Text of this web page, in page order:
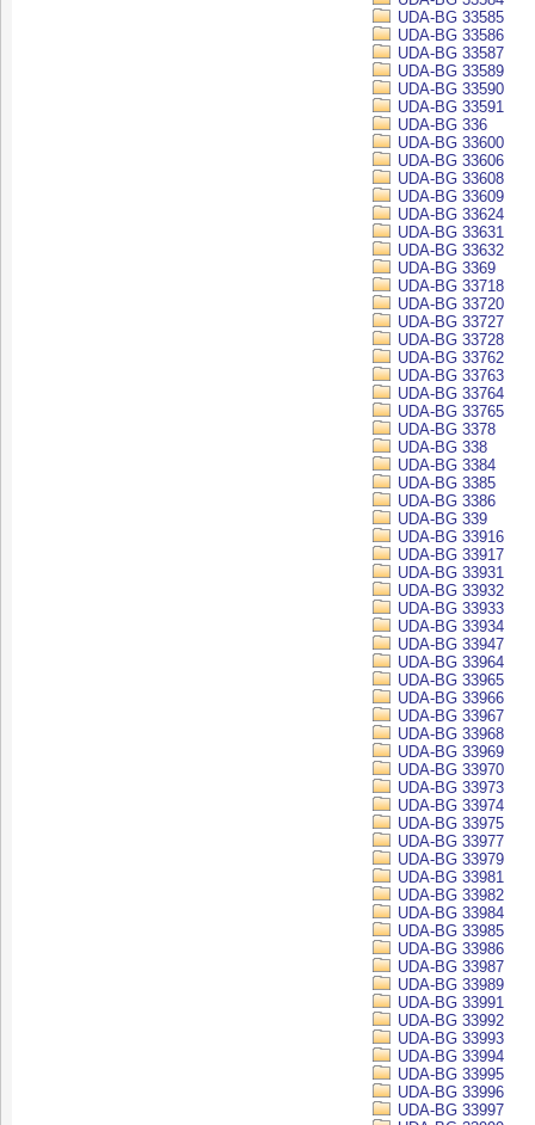
UDA-BG 33585
UDA-BG 33586
UDA-BG 33587
UDA-BG 33589
UDA-BG 33590
UDA-BG 33591
UDA-BG 336
UDA-BG 33600
UDA-BG 33606
UDA-BG 33608
UDA-BG 33609
UDA-BG 33624
UDA-BG 33631
UDA-BG 33632
UDA-BG 3369
UDA-BG 33718
UDA-BG 33720
UDA-BG 33727
UDA-BG 33728
UDA-BG 33762
UDA-BG 33763
UDA-BG 33764
UDA-BG 33765
UDA-BG 3378
UDA-BG 338
UDA-BG 3384
UDA-BG 3385
UDA-BG 3386
UDA-BG 339
UDA-BG 33916
UDA-BG 33917
UDA-BG 33931
UDA-BG 33932
UDA-BG 33933
UDA-BG 33934
UDA-BG 33947
UDA-BG 33964
UDA-BG 33965
UDA-BG 33966
UDA-BG 33967
UDA-BG 33968
UDA-BG 33969
UDA-BG 33970
UDA-BG 33973
UDA-BG 33974
UDA-BG 33975
UDA-BG 33977
UDA-BG 33979
UDA-BG 33981
UDA-BG 33982
UDA-BG 33984
UDA-BG 33985
UDA-BG 33986
UDA-BG 33987
UDA-BG 33989
UDA-BG 33991
UDA-BG 33992
UDA-BG 33993
UDA-BG 33994
UDA-BG 33995
UDA-BG 33996
UDA-BG 33997